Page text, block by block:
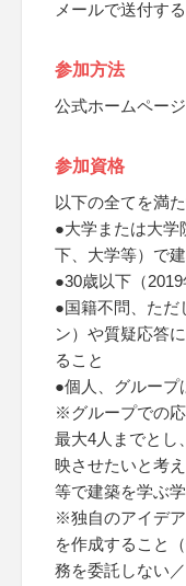
メールで送付す
参加方法
公式ホームペー
参加資格
以下の全てを満
●大学または大学
下、大学等）で
●30歳以下（
●国籍不問、ただ
ン）や質疑応答
ること
●個人、グループ
※グループでの
最大4人までとし
映させたいと考
等で建築を学ぶ
※独自のアイデ
を作成すること
務を委託しない